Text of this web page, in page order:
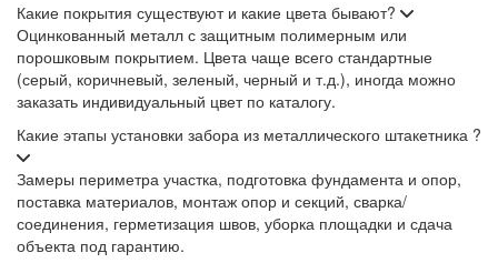
Какие покрытия существуют и какие цвета бывают?
Оцинкованный металл с защитным полимерным или
порошковым покрытием. Цвета чаще всего стандартные
(серый, коричневый, зеленый, черный и т.д.), иногда можно
заказать индивидуальный цвет по каталогу.
Какие этапы установки забора из металлического штакетника ?
Замеры периметра участка, подготовка фундамента и опор,
поставка материалов, монтаж опор и секций, сварка/
соединения, герметизация швов, уборка площадки и сдача
объекта под гарантию.